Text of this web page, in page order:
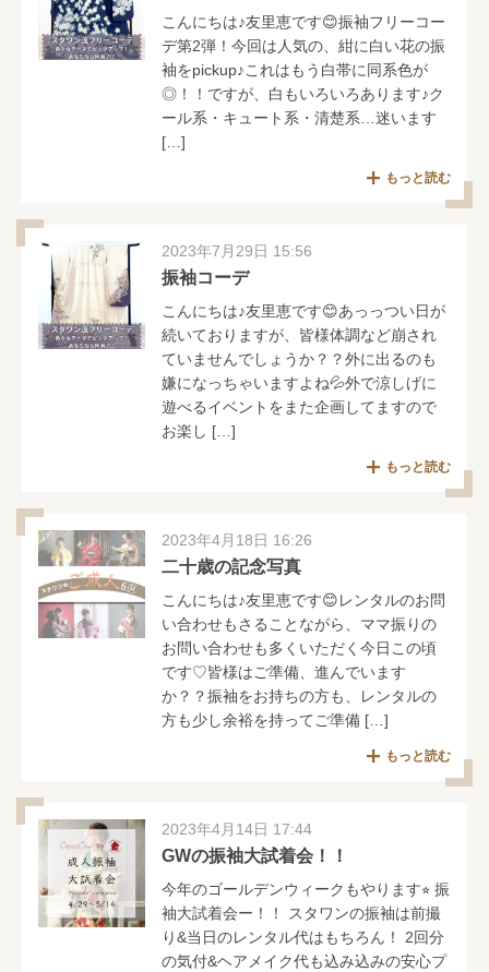
こんにちは♪友里恵です😊振袖フリーコー
デ第2弾！今回は人気の、紺に白い花の振
袖をpickup♪これはもう白帯に同系色が
◎！！ですが、白もいろいろあります♪ク
ール系・キュート系・清楚系…迷います
[…]
もっと読む
2023年7月29日 15:56
振袖コーデ
こんにちは♪友里恵です😊あっっつい日が
続いておりますが、皆様体調など崩され
ていませんでしょうか？？外に出るのも
嫌になっちゃいますよね💦外で涼しげに
遊べるイベントをまた企画してますので
お楽し […]
もっと読む
2023年4月18日 16:26
二十歳の記念写真
こんにちは♪友里恵です😊レンタルのお問
い合わせもさることながら、ママ振りの
お問い合わせも多くいただく今日この頃
です♡皆様はご準備、進んでいます
か？？振袖をお持ちの方も、レンタルの
方も少し余裕を持ってご準備 […]
もっと読む
2023年4月14日 17:44
GWの振袖大試着会！！
今年のゴールデンウィークもやります⭐︎ 振
袖大試着会ー！！ スタワンの振袖は前撮
り&当日のレンタル代はもちろん！ 2回分
の気付&ヘアメイク代も込み込みの安心プ